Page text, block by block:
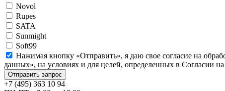
Novol
Rupes
SATA
Sunmight
Soft99
Нажимая кнопку «Отправить», я даю свое согласие на
данных», на условиях и для целей, определенных в Согласии
+7 (495) 363 10 94